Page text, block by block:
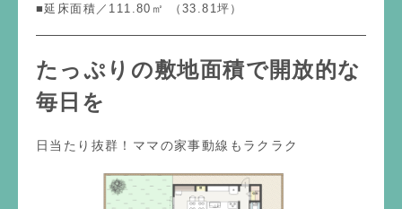
■延床面積／111.80㎡ （33.81坪）
たっぷりの敷地面積で開放的な
毎日を
日当たり抜群！ママの家事動線もラクラク